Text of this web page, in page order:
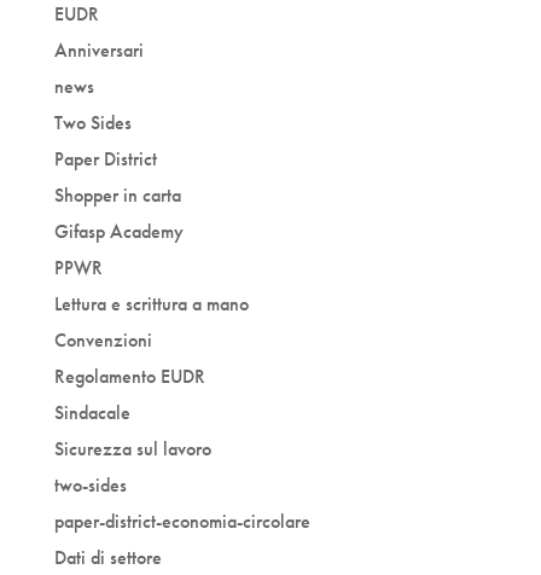
EUDR
Anniversari
news
Two Sides
Paper District
Shopper in carta
Gifasp Academy
PPWR
Lettura e scrittura a mano
Convenzioni
Regolamento EUDR
Sindacale
Sicurezza sul lavoro
two-sides
paper-district-economia-circolare
Dati di settore